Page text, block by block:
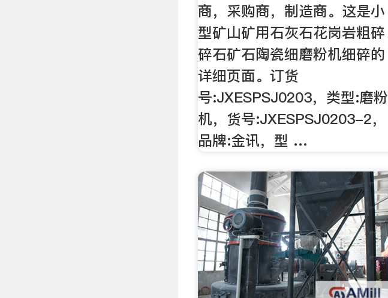
商，采购商，制造商。这是小
型矿山矿用石灰石花岗岩粗碎
碎石矿石陶瓷细磨粉机细碎的
详细页面。订货
号:JXESPSJ0203，类型:磨粉
机，货号:JXESPSJ0203-2，
品牌:金讯，型 …